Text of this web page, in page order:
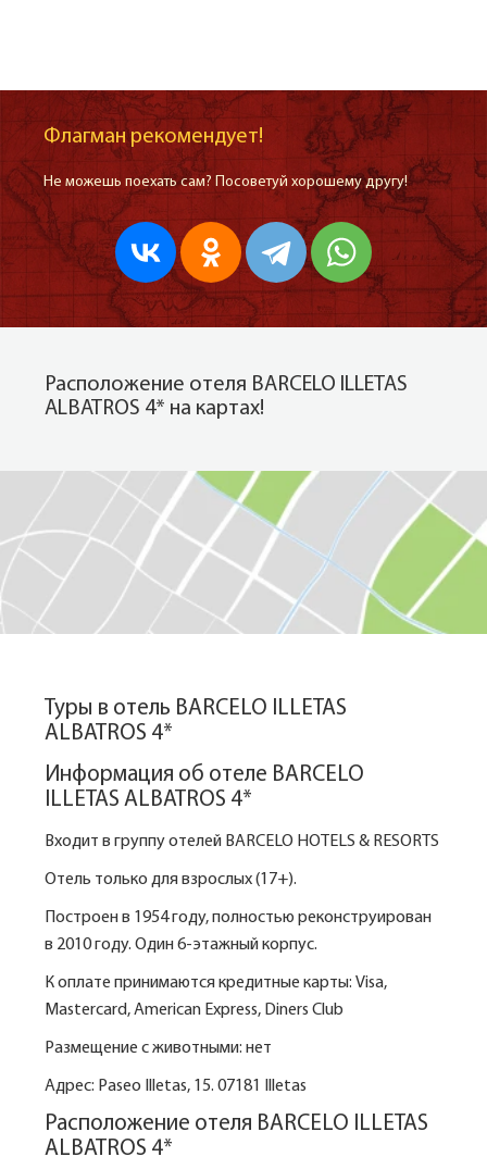
Флагман рекомендует!
Не можешь поехать сам? Посоветуй хорошему другу!
Расположение отеля BARCELO ILLETAS
ALBATROS 4* на картах!
Показать на карте
Туры в отель BARCELO ILLETAS
ALBATROS 4*
Информация об отеле BARCELO
ILLETAS ALBATROS 4*
Входит в группу отелей BARCELO HOTELS & RESORTS
Отель только для взрослых (17+).
Построен в 1954 году, полностью реконструирован
в 2010 году. Один 6-этажный корпус.
К оплате принимаются кредитные карты: Visa,
Mastercard, American Express, Diners Club
Размещение с животными: нет
Адрес: Paseo Illetas, 15. 07181 Illetas
Расположение отеля BARCELO ILLETAS
ALBATROS 4*